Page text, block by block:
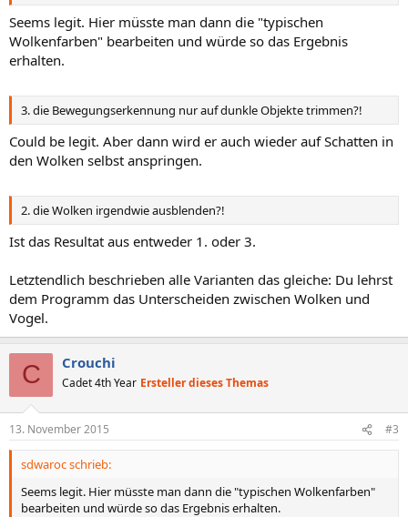
Seems legit. Hier müsste man dann die "typischen
Wolkenfarben" bearbeiten und würde so das Ergebnis
erhalten.
3. die Bewegungserkennung nur auf dunkle Objekte trimmen?!
Could be legit. Aber dann wird er auch wieder auf Schatten in
den Wolken selbst anspringen.
2. die Wolken irgendwie ausblenden?!
Ist das Resultat aus entweder 1. oder 3.
Letztendlich beschrieben alle Varianten das gleiche: Du lehrst
dem Programm das Unterscheiden zwischen Wolken und
Vogel.
C Crouchi
Cadet 4th Year Ersteller dieses Themas
13. November 2015 #3
sdwaroc schrieb:
Seems legit. Hier müsste man dann die "typischen Wolkenfarben"
bearbeiten und würde so das Ergebnis erhalten.